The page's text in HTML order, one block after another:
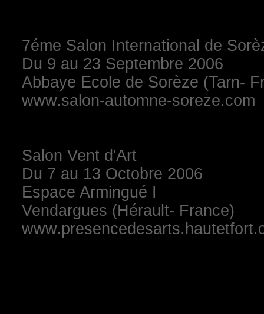
7éme Salon International de
Du 9 au 23 Septembre 2006
Abbaye Ecole de Sorèze (Tarn-
www.salon-automne-soreze.com
Salon Vent d'Art
Du 7 au 13 Octobre 2006
Espace Armingué I
Vendargues (Hérault- France)